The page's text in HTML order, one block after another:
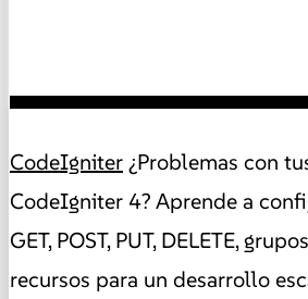
CodeIgniter¿Problemas con
CodeIgniter 4? Aprende a
GET, POST, PUT, DELETE,
recursos para un desarrollo